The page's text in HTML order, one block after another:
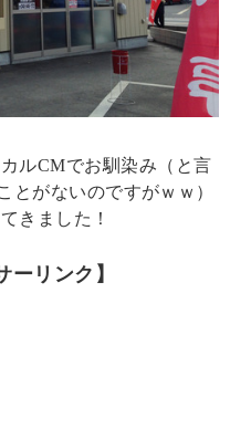
ルCMでお馴染み（と言
とがないのですがｗｗ）
きました！
ーリンク】